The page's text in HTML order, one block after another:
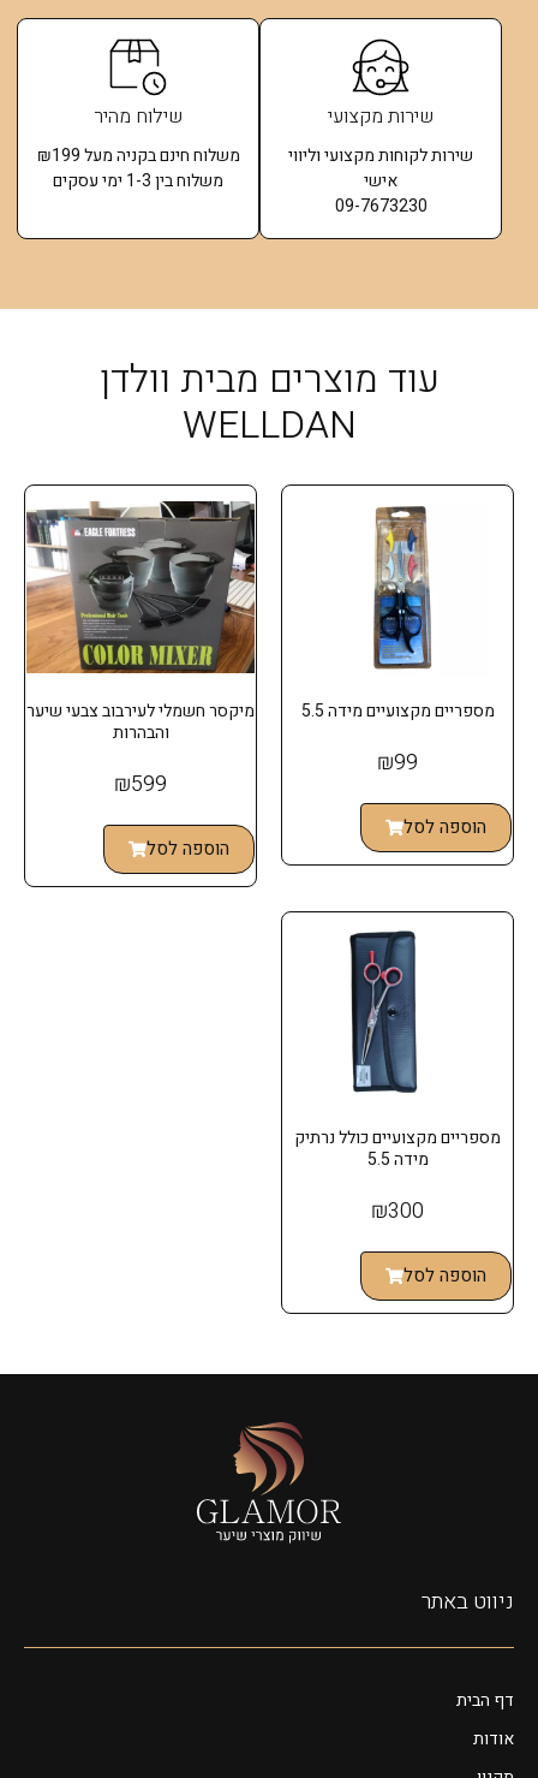
שירות מקצועי
שירות לקוחות מקצועי וליווי
אישי
09-7673230
שילוח מהיר
משלוח חינם בקניה מעל ₪199
משלוח בין 1-3 ימי עסקים
עוד מוצרים מבית וולדן
WELLDAN
מספריים מקצועיים מידה 5.5
₪99
הוספה לסל
מיקסר חשמלי לעירבוב צבעי שיער
והבהרות
₪599
הוספה לסל
מספריים מקצועיים כולל נרתיק
מידה 5.5
₪300
הוספה לסל
ניווט באתר
דף הבית
אודות